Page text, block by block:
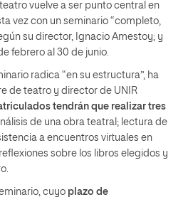
vuelve a ser punto central en
vez con un seminario “completo,
su director, Ignacio Amestoy; y
febrero al 30 de junio.
radica “en su estructura”, ha
de teatro y director de UNIR
tendrán que realizar tres
de una obra teatral; lectura de
a encuentros virtuales en
sobre los libros elegidos y
cuyo plazo de